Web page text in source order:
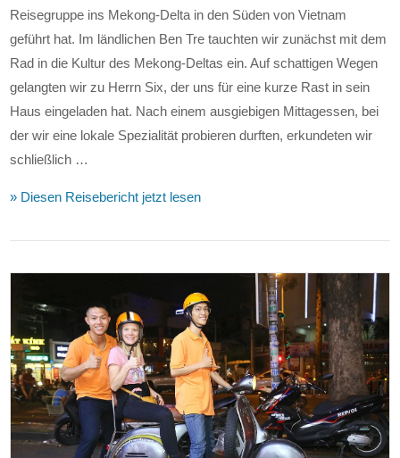
VIEW POST
Reisegruppe ins Mekong-Delta in den Süden von Vietnam
geführt hat. Im ländlichen Ben Tre tauchten wir zunächst mit dem
Rad in die Kultur des Mekong-Deltas ein. Auf schattigen Wegen
gelangten wir zu Herrn Six, der uns für eine kurze Rast in sein
Haus eingeladen hat. Nach einem ausgiebigen Mittagessen, bei
der wir eine lokale Spezialität probieren durften, erkundeten wir
schließlich …
» Diesen Reisebericht jetzt lesen